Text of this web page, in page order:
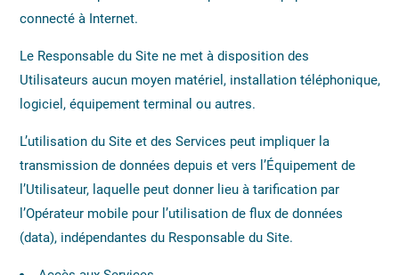
connecté à Internet.
Le Responsable du Site ne met à disposition des
Utilisateurs aucun moyen matériel, installation téléphonique,
logiciel, équipement terminal ou autres.
L’utilisation du Site et des Services peut impliquer la
transmission de données depuis et vers l’Équipement de
l’Utilisateur, laquelle peut donner lieu à tarification par
l’Opérateur mobile pour l’utilisation de flux de données
(data), indépendantes du Responsable du Site.